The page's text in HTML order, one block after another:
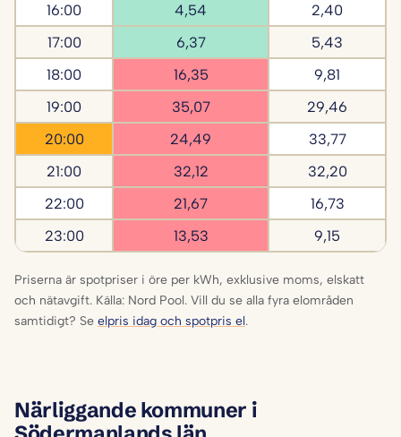
16:00
4,54
2,40
17:00
6,37
5,43
18:00
16,35
9,81
19:00
35,07
29,46
20:00
24,49
33,77
21:00
32,12
32,20
22:00
21,67
16,73
23:00
13,53 9,15
Priserna är spotpriser i öre per kWh, exklusive moms, elskatt
och nätavgift. Källa: Nord Pool. Vill du se alla fyra elområden
samtidigt? Se elpris idag och spotpris el.
Närliggande kommuner i